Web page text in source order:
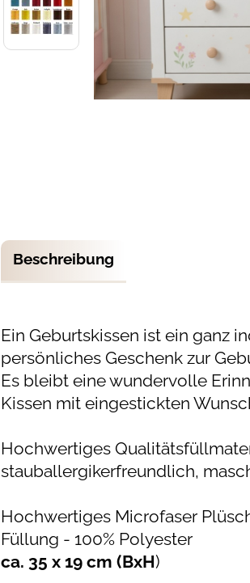
Beschreibung
Ein Geburtskissen ist ein ganz
persönliches Geschenk zur
Es bleibt eine wundervolle
Kissen mit eingestickten
Hochwertiges
stauballergikerfreundlich,
Hochwertiges Microfaser
Füllung - 100% Polyester
ca. 35 x 19 cm (BxH)